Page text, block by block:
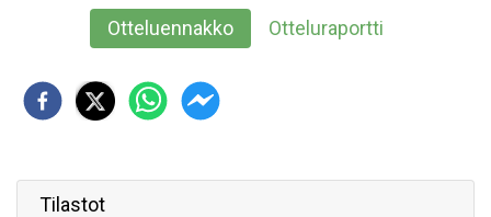
Otteluennakko Otteluraportti
Tilastot